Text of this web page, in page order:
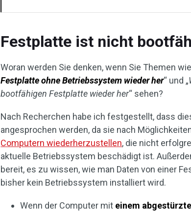
Festplatte ist nicht
Woran werden Sie denken, wenn Sie Themen wie
Festplatte ohne Betriebssystem wieder her“ und „
bootfähigen Festplatte wieder her“ sehen?
Nach Recherchen habe ich festgestellt, dass
angesprochen werden, da sie nach
Computern wiederherzustellen, die nicht
aktuelle Betriebssystem beschädigt ist.
bereit, es zu wissen, wie man Daten von einer
bisher kein Betriebssystem installiert wird.
Wenn der Computer mit einem